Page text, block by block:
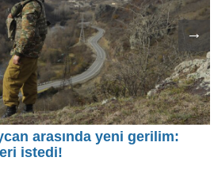
→
arasında yeni gerilim:
istedi!